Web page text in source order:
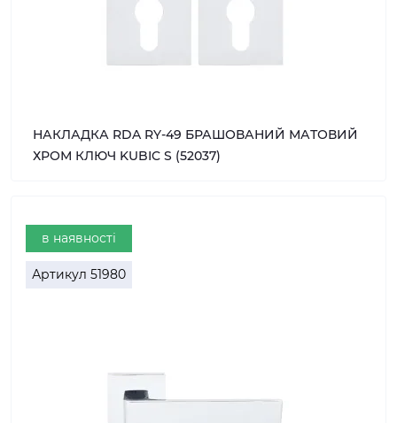
НАКЛАДКА RDA RY-49 БРАШОВАНИЙ МАТОВИЙ
ХРОМ КЛЮЧ KUBIC S (52037)
в наявності
Артикул 51980